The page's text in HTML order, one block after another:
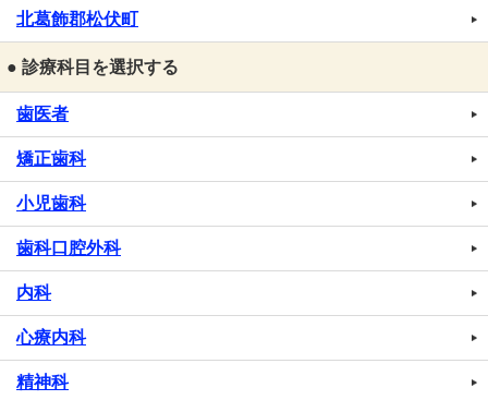
北葛飾郡松伏町
● 診療科目を選択する
歯医者
矯正歯科
小児歯科
歯科口腔外科
内科
心療内科
精神科